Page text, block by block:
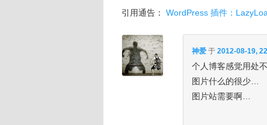
引用通告： WordPress 插件：
神爱 于 2012-08-19,
个人博客感觉用处
图片什么的很少…
图片站需要啊…